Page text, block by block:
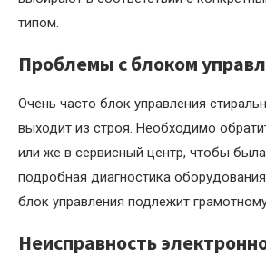
типом.
Проблемы с блоком
Очень часто блок управления
выходит из строя. Необходимо
или же в сервисный центр, чтобы
подробная диагностика
блок управления подлежит
Неисправность